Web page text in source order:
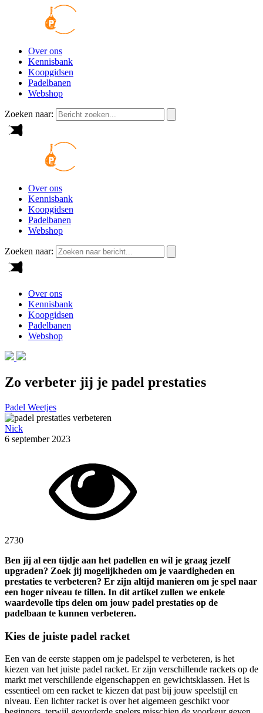
Over ons
Kennisbank
Koopgidsen
Padelbanen
Webshop
Zoeken naar:
Over ons
Kennisbank
Koopgidsen
Padelbanen
Webshop
Zoeken naar:
Over ons
Kennisbank
Koopgidsen
Padelbanen
Webshop
Zo verbeter jij je padel prestaties
Padel Weetjes
Nick
6 september 2023
2730
Ben jij al een tijdje aan het padellen en wil je graag jezelf
upgraden? Zoek jij mogelijkheden om je vaardigheden en
prestaties te verbeteren? Er zijn altijd manieren om je spel naar
een hoger niveau te tillen. In dit artikel zullen we enkele
waardevolle tips delen om jouw padel prestaties op de
padelbaan te kunnen verbeteren.
Kies de juiste padel racket
Een van de eerste stappen om je padelspel te verbeteren, is het
kiezen van het juiste padel racket. Er zijn verschillende rackets op de
markt met verschillende eigenschappen en gewichtsklassen. Het is
essentieel om een racket te kiezen dat past bij jouw speelstijl en
niveau. Een lichter racket is over het algemeen geschikt voor